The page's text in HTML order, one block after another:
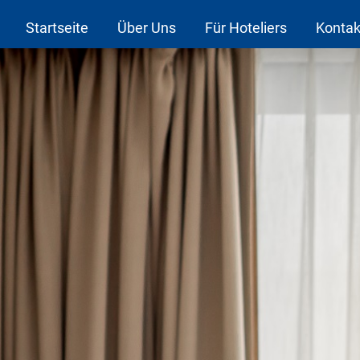
Startseite Über Uns Für Hoteliers